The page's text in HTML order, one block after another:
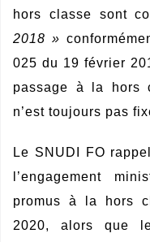
hors classe sont
2018 »
025 du 19 février
passage à la hors
n’est toujours pas
Le SNUDI FO
l’engagement
promus à la hors
2020, alors que